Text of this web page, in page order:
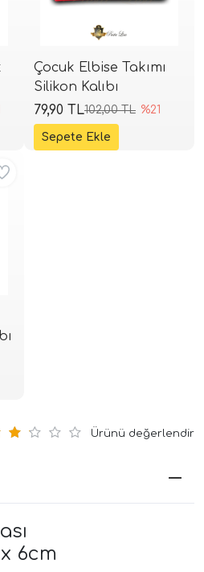
Çocuk Elbise Takımı
Silikon Kalıbı
102,00 TL %21
79,90 TL
Ürünü değerlendir
6cm